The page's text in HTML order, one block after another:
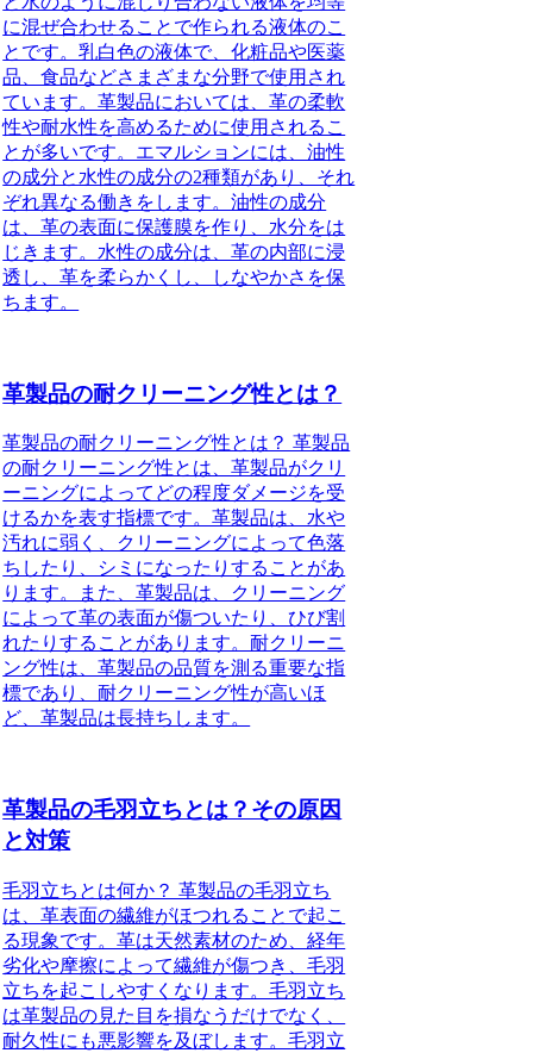
に混ぜ合わせることで作られる液体のこ
とです。乳白色の液体で、化粧品や医薬
品、食品などさまざまな分野で使用され
ています。革製品においては、革の柔軟
性や耐水性を高めるために使用されるこ
とが多いです。エマルションには、油性
の成分と水性の成分の2種類があり、それ
ぞれ異なる働きをします。油性の成分
は、革の表面に保護膜を作り、水分をは
じきます。水性の成分は、革の内部に浸
透し、革を柔らかくし、しなやかさを保
ちます。
革製品の耐クリーニング性とは？
革製品の耐クリーニング性とは？ 革製品
の耐クリーニング性とは、革製品がクリ
ーニングによってどの程度ダメージを受
けるかを表す指標です。革製品は、水や
汚れに弱く、クリーニングによって色落
ちしたり、シミになったりすることがあ
ります。また、革製品は、クリーニング
によって革の表面が傷ついたり、ひび割
れたりすることがあります。耐クリーニ
ング性は、革製品の品質を測る重要な指
標であり、耐クリーニング性が高いほ
ど、革製品は長持ちします。
革製品の毛羽立ちとは？その原因
と対策
毛羽立ちとは何か？ 革製品の毛羽立ち
は、革表面の繊維がほつれることで起こ
る現象です。革は天然素材のため、経年
劣化や摩擦によって繊維が傷つき、毛羽
立ちを起こしやすくなります。毛羽立ち
は革製品の見た目を損なうだけでなく、
耐久性にも悪影響を及ぼします。毛羽立